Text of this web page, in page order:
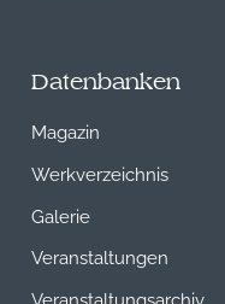
Datenbanken
Magazin
Werkverzeichnis
Galerie
Veranstaltungen
Veranstaltungsarchiv